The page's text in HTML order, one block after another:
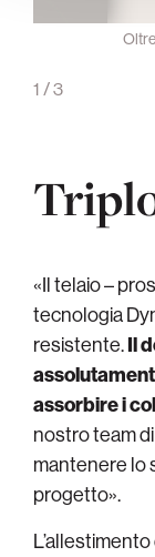
1 /3
«Il telaio –
tecnologia
resistente.Il
assorbire i
nostro team
mantenere lo
progetto».